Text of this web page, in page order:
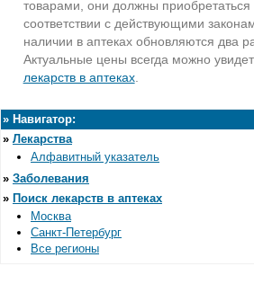
товарами, они должны приобретаться
соответствии с действующими
наличии в аптеках обновляются два
Актуальные цены всегда можно
лекарств в аптеках.
» Навигатор:
» Лекарства
Алфавитный указатель
» Заболевания
» Поиск лекарств в аптеках
Москва
Санкт-Петербург
Все регионы